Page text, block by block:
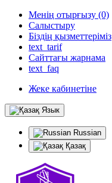
Менің отырғызу (0)
Салыстыру
Біздің қызметтеріміз
text_tarif
Сайттағы жарнама
text_faq
Жеке кабинетіне
Язык
Russian
Қазақ